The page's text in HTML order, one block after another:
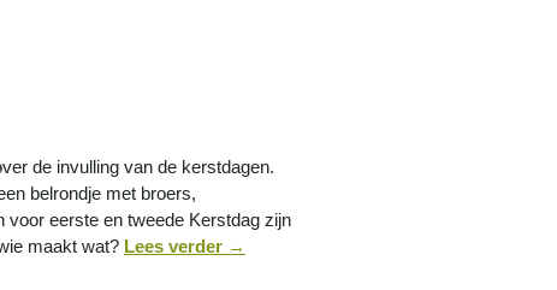
de invulling van de kerstdagen.
belrondje met broers,
eerste en tweede Kerstdag zijn
maakt wat? Lees verder →